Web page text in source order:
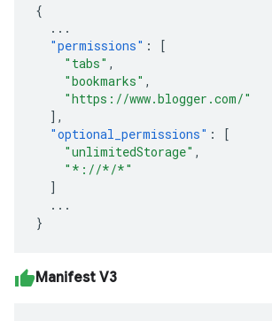
{
...
"permissions" :
[
"tabs" ,
"bookmarks" ,
"https://www.blogger.com/"
],
"optional_permissions" :
[
"unlimitedStorage" ,
"*://*/*"
]
...
}
Manifest V3